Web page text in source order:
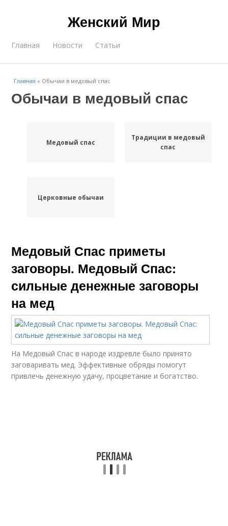
Женский Мир
Главная Новости Статьи
Главная » Обычаи в медовый спас
Обычаи в медовый спас
Медовый спас
Традиции в медовый
спас
Церковные обычаи
Медовый Спас приметы
заговоры. Медовый Спас:
сильные денежные заговоры
на мед
На Медовый Спас в народе издревле было принято
заговаривать мед. Эффективные обряды помогут
привлечь денежную удачу, процветание и богатство.